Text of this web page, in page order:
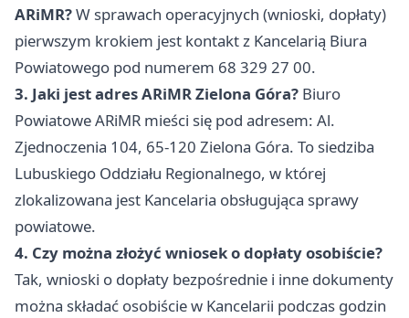
ARiMR?W sprawach operacyjnych (wnioski, dopłaty)
pierwszym krokiem jest kontakt z Kancelarią Biura
Powiatowego pod numerem 68 329 27 00.
3. Jaki jest adres ARiMR Zielona Góra? Biuro
Powiatowe ARiMR mieści się pod adresem: Al.
Zjednoczenia 104, 65-120 Zielona Góra. To siedziba
Lubuskiego Oddziału Regionalnego, w której
zlokalizowana jest Kancelaria obsługująca sprawy
powiatowe.
4. Czy można złożyć wniosek o dopłaty osobiście?
Tak, wnioski o dopłaty bezpośrednie i inne dokumenty
można składać osobiście w Kancelarii podczas godzin